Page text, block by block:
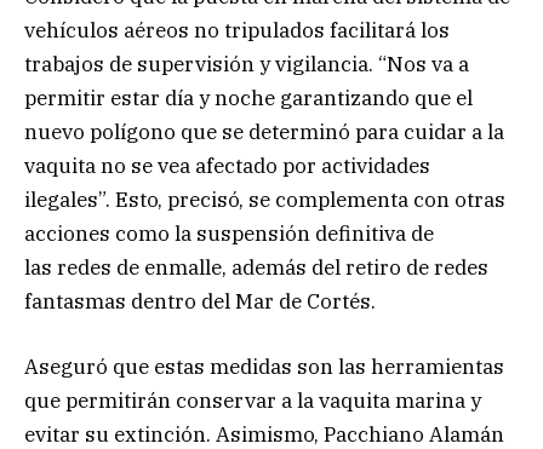
vehículos aéreos no tripulados facilitará los
trabajos de supervisión y vigilancia. “Nos va a
permitir estar día y noche garantizando que el
nuevo polígono que se determinó para cuidar a la
vaquita no se vea afectado por actividades
ilegales”. Esto, precisó, se complementa con otras
acciones como la suspensión definitiva de
las redes de enmalle, además del retiro de redes
fantasmas dentro del Mar de Cortés.
Aseguró que estas medidas son las herramientas
que permitirán conservar a la vaquita marina y
evitar su extinción. Asimismo, Pacchiano Alamán